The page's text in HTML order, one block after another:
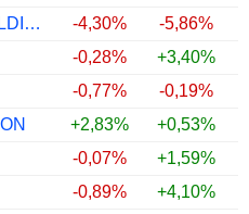
DAIMLER TRUCK HOLDING AG
-4,30% -5,86%
-0,28% +3,40%
-0,77% -0,19%
+2,83% +0,53%
-0,07% +1,59%
-0,89% +4,10%